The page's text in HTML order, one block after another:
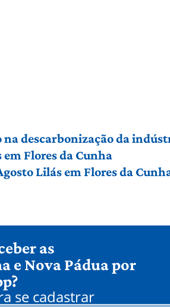
na descarbonização da
Flores da Cunha
Lilás em Flores da
as
e Nova Pádua por
se cadastrar